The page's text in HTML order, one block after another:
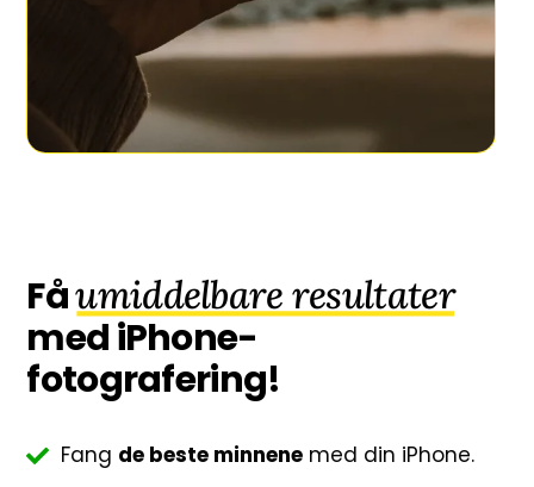
Fåumiddelbare resultater
med iPhone-
fotografering!
Fang de beste minnene med din iPhone.